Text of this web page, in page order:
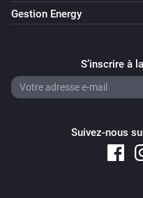
Gestion Energy
S’inscrire à
Suivez-nous